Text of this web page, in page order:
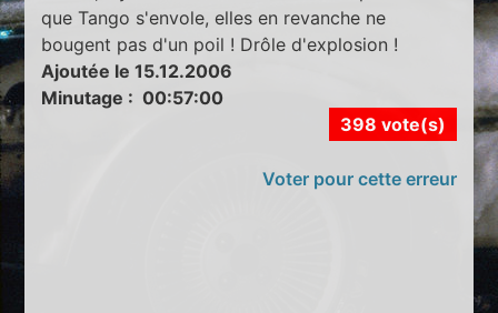
que Tango s'envole, elles en revanche ne
bougent pas d'un poil ! Drôle d'explosion !
Ajoutée le 15.12.2006
Minutage : 00:57:00
398 vote(s)
Voter pour cette erreur